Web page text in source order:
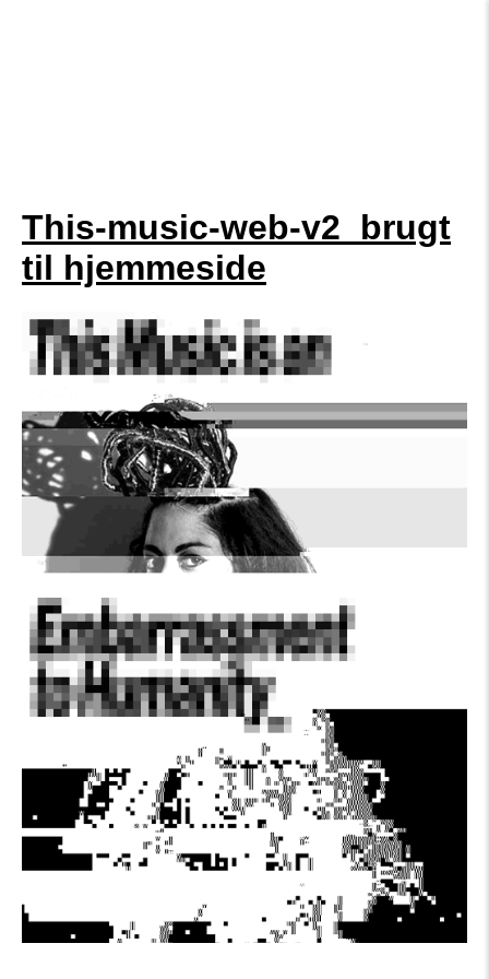
This-music-web-v2_brugt
til hjemmeside